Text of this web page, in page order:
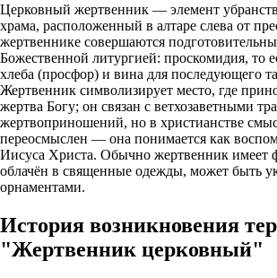
Церковный жертвенник — элемент
храма, расположенный в алтаре слева от
жертвеннике совершаются
Божественной литургией: проскомидия, то
хлеба (просфор) и вина для последующего
Жертвенник символизирует место, где
жертва Богу; он связан с ветхозаветными
жертвоприношений, но в христианстве
переосмыслен — она понимается как
Иисуса Христа. Обычно жертвенник имеет
облачён в священные одежды, может быть
орнаментами.
История возникновения
"Жертвенник церковный"